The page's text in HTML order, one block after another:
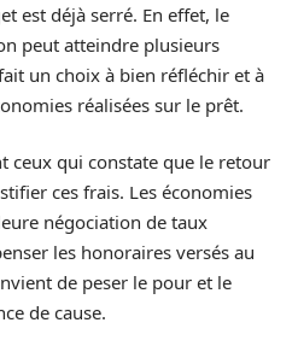
est déjà serré. En effet, le
peut atteindre plusieurs
un choix à bien réfléchir et à
réalisées sur le prêt.
ceux qui constate que le retour
ces frais. Les économies
négociation de taux
les honoraires versés au
de peser le pour et le
de cause.